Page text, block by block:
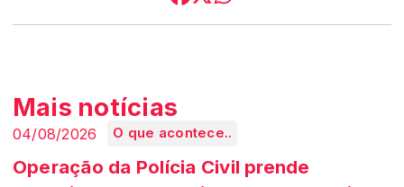
Mais notícias
O que acontece..
04/08/2026
Operação da Polícia Civil prende